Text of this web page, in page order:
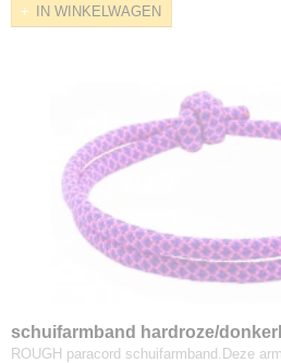
IN WINKELWAGEN
schuifarmband hardroze/
ROUGH paracord schuifarmband.Deze